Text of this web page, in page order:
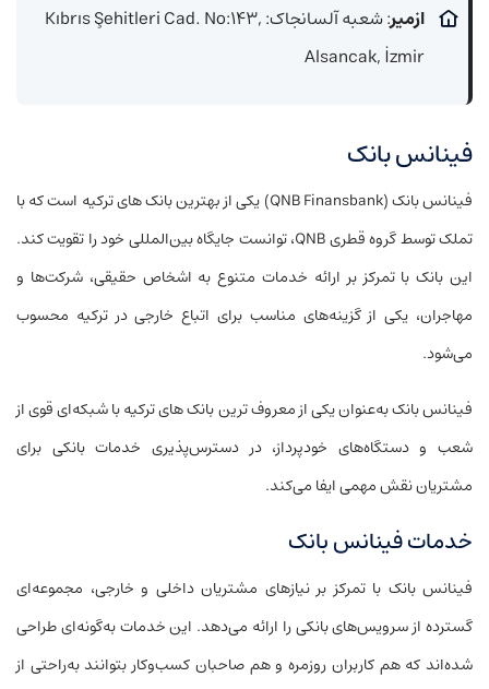
ازمیر
: شعبه آلسانجاک: Kıbrıs Şehitleri Cad. No:۱۴۳,
Alsancak, İzmir
فینانس بانک
فینانس بانک (QNB Finansbank) یکی از بهترین بانک‌ های ترکیه است که با
تملک توسط گروه قطری QNB، توانست جایگاه بین‌المللی خود را تقویت کند.
این بانک با تمرکز بر ارائه خدمات متنوع به اشخاص حقیقی، شرکت‌ها و
مهاجران، یکی از گزینه‌های مناسب برای اتباع خارجی در ترکیه محسوب
می‌شود.
فینانس بانک به‌عنوان یکی از معروف ترین بانک‌ های ترکیه با شبکه‌ای قوی از
شعب و دستگاه‌های خودپرداز، در دسترس‌پذیری خدمات بانکی برای
مشتریان نقش مهمی ایفا می‌کند.
خدمات فینانس بانک
فینانس بانک با تمرکز بر نیازهای مشتریان داخلی و خارجی، مجموعه‌ای
گسترده از سرویس‌های بانکی را ارائه می‌دهد. این خدمات به‌گونه‌ای طراحی
شده‌اند که هم کاربران روزمره و هم صاحبان کسب‌وکار بتوانند به‌راحتی از